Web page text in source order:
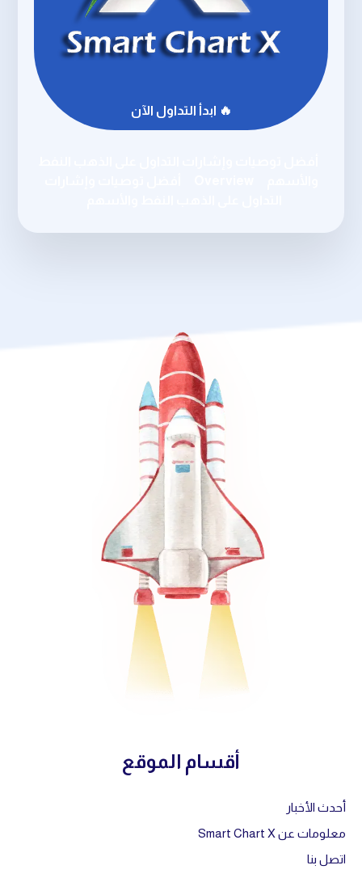
🔥 ابدأ التداول الآن
أقسام الموقع
أحدث الأخبار
معلومات عن Smart Chart X
اتصل بنا